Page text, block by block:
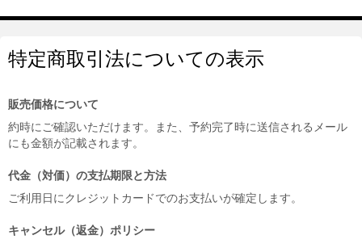
特定商取引法についての表示
販売価格について
約時にご確認いただけます。また、予約完了時に送信されるメール
にも金額が記載されます。
代金（対価）の支払期限と方法
ご利用日にクレジットカードでのお支払いが確定します。
キャンセル（返金）ポリシー